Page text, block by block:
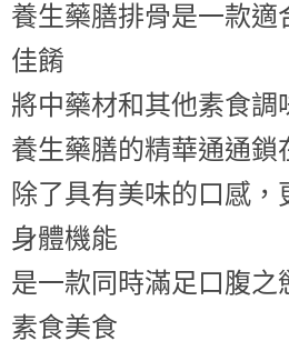
養生藥膳排骨是一款適
佳餚
將中藥材和其他素食調
養生藥膳的精華通通鎖
除了具有美味的口感，
身體機能
是一款同時滿足口腹之
素食美食